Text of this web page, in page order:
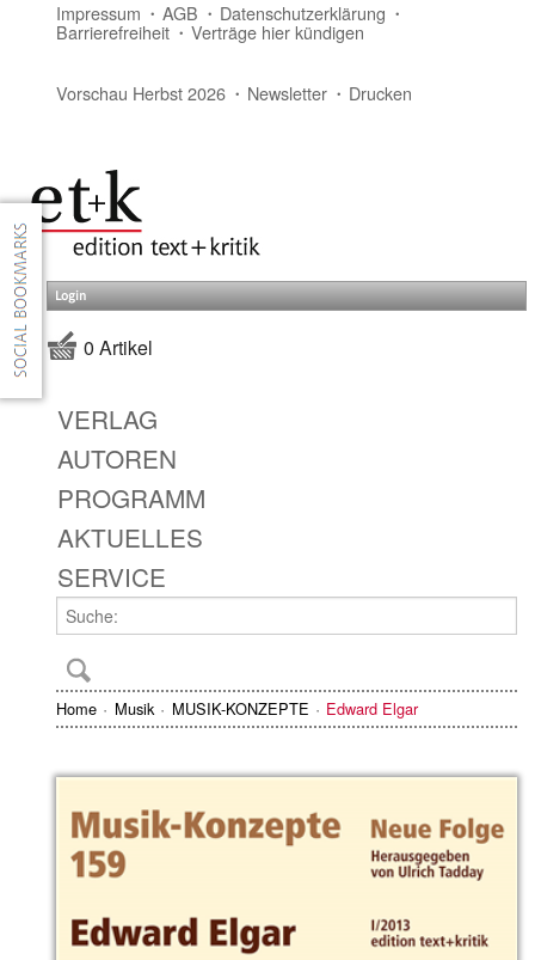
Impressum AGB Datenschutzerklärung
Barrierefreiheit Verträge hier kündigen
Vorschau Herbst 2026 Newsletter Drucken
Login
0 Artikel
VERLAG
AUTOREN
PROGRAMM
AKTUELLES
SERVICE
Home Musik MUSIK-KONZEPTE Edward Elgar